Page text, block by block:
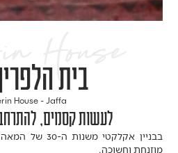
House
בית
House - Jaffa
לעשות קסמים,
בבניין אקלקטי
מוזנחת וחשוכה.